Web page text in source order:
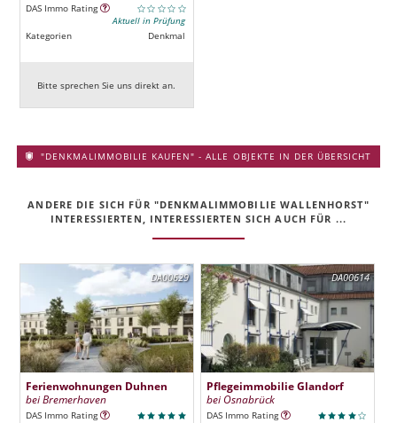
DAS Immo Rating
Aktuell in Prüfung
Kategorien
Denkmal
Bitte sprechen Sie uns direkt an.
"DENKMALIMMOBILIE KAUFEN" - ALLE OBJEKTE IN DER ÜBERSICHT
ANDERE DIE SICH FÜR "DENKMALIMMOBILIE WALLENHORST"
INTERESSIERTEN, INTERESSIERTEN SICH AUCH FÜR ...
DA00629
Ferienwohnungen Duhnen
bei Bremerhaven
DAS Immo Rating
DA00614
Pflegeimmobilie Glandorf
bei Osnabrück
DAS Immo Rating